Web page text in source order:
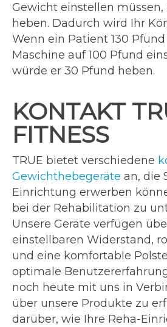
Gewicht einstellen
heben. Dadurch wird Ihr
Wenn ein Patient 130
Maschine auf 100 Pfund
würde er 30 Pfund heben.
KONTAKT
FITNESS
TRUE bietet verschiedene
Gewichthebegeräte an, die
Einrichtung erwerben
bei der Rehabilitation zu
Unsere Geräte verfügen
einstellbaren Widerstand,
und eine komfortable
optimale
noch heute mit uns in
über unsere Produkte zu
darüber, wie Ihre Reha-